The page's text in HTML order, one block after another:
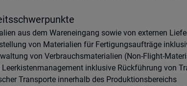
aus dem Wareneingang sowie von externen
von Materialien für Fertigungsaufträge
von Verbrauchsmaterialien (Non-Flight-
inklusive Rückführung von
Transporte innerhalb des Produktionsbereichs